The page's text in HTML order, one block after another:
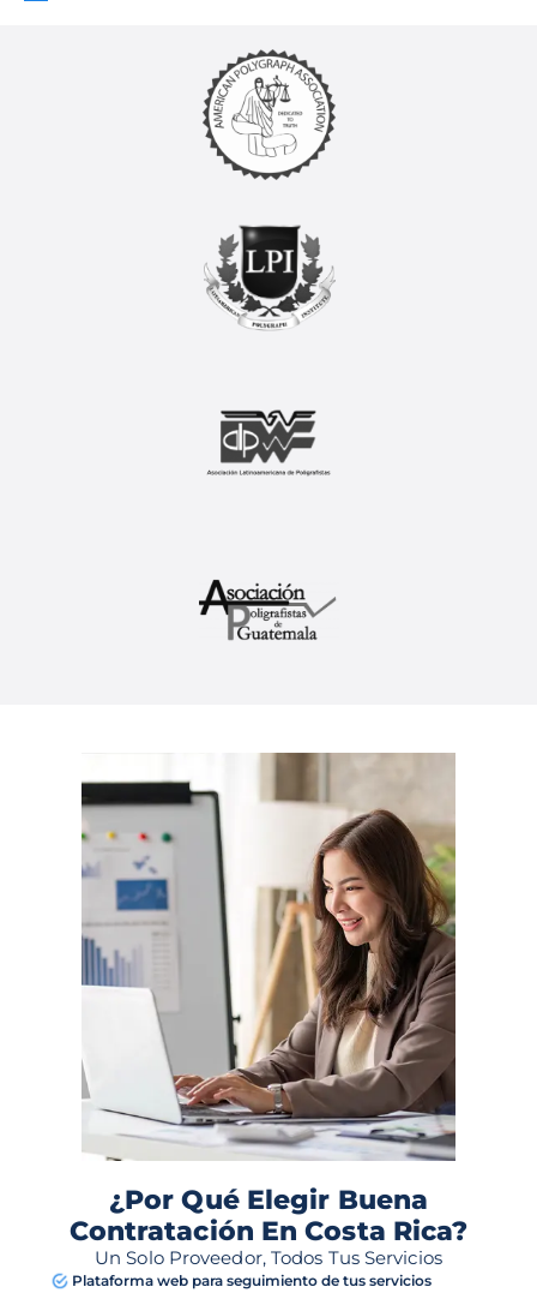
¿Por Qué Elegir Buena
Contratación En Costa Rica?
Un Solo Proveedor, Todos Tus Servicios
Plataforma web para seguimiento de tus servicios